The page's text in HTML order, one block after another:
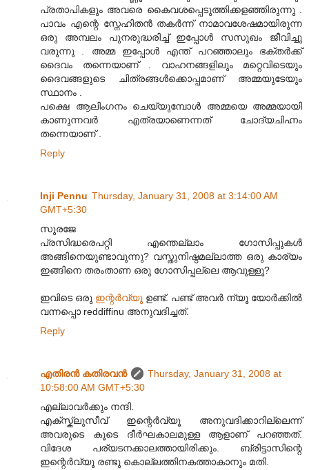
പ്രതാപികളും അവരെ കൈവശപ്പെടുത്തിക്കളഞ്ഞിരുന്നു .
പാവം എന്റെ സ്നേഹിതന്‍ തകര്‍ന്ന് നാമാവശേഷമായിരുന്ന
ഒരു അമ്പലം പുനരുദ്ധരിച്ച് ഇപ്പോള്‍ സസുഖം ജീവിച്ചു
വരുന്നു . അമ്മ ഇപ്പോള്‍ എന്ത് പറഞ്ഞാലും ഭക്തര്‍ക്ക്
ദൈവം തന്നെയാണ് . വാഹനങ്ങളിലും മറ്റെവിടെയും
ദൈവങ്ങളുടെ ചിത്രങ്ങള്‍ക്കൊപ്പമാണ് അമ്മയുടേയും
സ്ഥാനം .
പക്ഷെ ആലിംഗനം ചെയ്യുമ്പോള്‍ അമ്മയെ അമ്മയായി
കാണുന്നവര്‍ എത്രയാണെന്നത് ചോദ്യചിഹ്നം
തന്നെയാണ് .
Reply
Inji Pennu Thursday, January 31, 2008 at 3:14:00 AM
GMT+5:30
സൂരജേ
പ്രസിദ്ധരെപറ്റി എന്തെല്ലാം ഗോസിപ്പുകള്‍
അങ്ങിനെയുണ്ടാവുന്നു? വസ്തുനിഷ്ഠമല്ലാ‍ത്ത ഒരു കാര്യം
ഇങ്ങിനെ തരംതാണ ഒരു ഗോസിപ്പല്ലെ ആവുള്ളൂ?
ഇവിടെ ഒരു ഇന്റര്‍വ്യൂ ഉണ്ട്. പണ്ട് അവര്‍ ന്യൂ യോര്‍ക്കില്‍
വന്നപ്പൊ reddiffinu അനുവദിച്ചത്.
Reply
എതിരന്‍ കതിരവന്‍
Thursday, January 31, 2008 at
10:58:00 AM GMT+5:30
എല്ലാവര്‍ക്കും നന്ദി.
എക്സ്ക്ലുസീവ് ഇന്റെര്‍വ്യൂ അനുവദിക്കാറില്ലെന്ന്
അവരുടെ കൂടെ ദീര്‍ഘകാലമുള്ള ആളാണ് പറഞ്ഞത്.
വിദേശ പര്യടനക്കാലത്തായിരിക്കും. ബ്രിട്ടാസിന്റെ
ഇന്റെര്‍വ്യൂ രണ്ടു കൊല്ലത്തിനകത്താകാനും മതി.